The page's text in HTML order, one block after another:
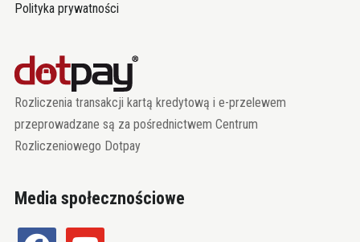
Polityka prywatności
Rozliczenia transakcji kartą kredytową i e-przelewem
przeprowadzane są za pośrednictwem Centrum
Rozliczeniowego Dotpay
Media społecznościowe
facebook youtube